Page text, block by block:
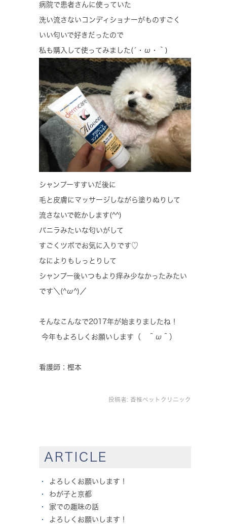
病院で患者さんに使っていた
洗い流さないコンディショナーがものすごく
いい匂いで好きだったので
私も購入して使ってみました(´・ω・｀)
シャンプーすすいだ後に
毛と皮膚にマッサージしながら塗りぬりして
流さないで乾かします(^^)
バニラみたいな匂いがして
すごくツボでお気に入りです♡
なによりもしっとりして
シャンプー後いつもより痒み少なかったみたい
です＼(^ω^)／
そんなこんなで2017年が始まりましたね！
今年もよろしくお願いします（ ＾ω＾）
看護師；樫本
投稿者: 香椎ペットクリニック
ARTICLE
よろしくお願いします！
わが子と京都
家での趣味の話
よろしくお願いします！